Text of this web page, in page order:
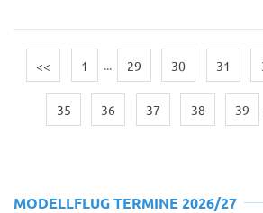
<< 1 ... 29 30 31
35 36 37 38 39
MODELLFLUG TERMINE 2026/27